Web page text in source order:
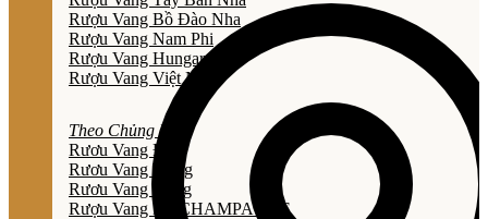
Rượu Vang Bồ Đào Nha
Rượu Vang Nam Phi
Rượu Vang Hungary
Rượu Vang Việt Nam
Theo Chủng Loại
Rươu Vang Đỏ
Rươu Vang Trắng
Rươu Vang Hồng
Rượu Vang Nổ/CHAMPAGNE